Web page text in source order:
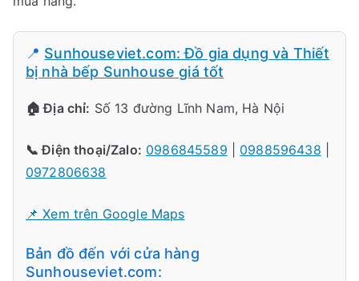
📍 Sunhouseviet.com: Đồ gia dụng và Thiết
bị nhà bếp Sunhouse giá tốt
🏠 Địa chỉ: Số 13 đường Lĩnh Nam, Hà Nội
📞 Điện thoại/Zalo: 0986845589 0988596438
0972806638
📌 Xem trên Google Maps
Bản đồ đến với cửa hàng
Sunhouseviet.com: